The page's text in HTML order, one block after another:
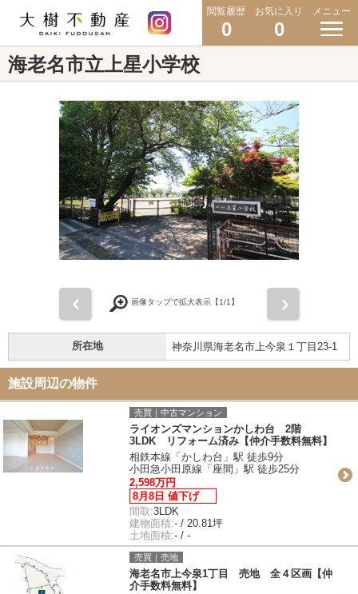
閲覧履歴
0
お気に入り
0
メニュー
海老名市立上星小学校
画像タップで拡大表示【1/1】
所在地 神奈川県海老名市上今泉１丁目23-1
施設周辺の物件
売買｜中古マンション
ライオンズマンションかしわ台 2階
3LDK リフォーム済み【仲介手数料無料】
相鉄本線「かしわ台」駅 徒歩9分
小田急小田原線「座間」駅 徒歩25分
2,598万円
8月8日 値下げ
間取:3LDK
建物面積:- / 20.81坪
土地面積:- / -
売買｜売地
海老名市上今泉1丁目 売地 全４区画【仲
介手数料無料】